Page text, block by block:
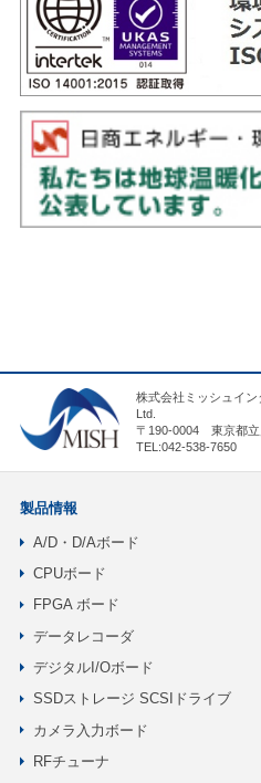
株式会社ミッシュイン
Ltd.
〒190-0004 東京都立
TEL:042-538-7650
製品情報
A/D・D/Aボード
CPUボード
FPGA ボード
データレコーダ
デジタルI/Oボード
SSDストレージ SCSIドライブ
カメラ入力ボード
RFチューナ